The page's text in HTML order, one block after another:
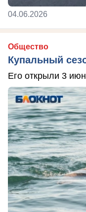
04.06.2026
Общество
Купальный
Его открыли 3